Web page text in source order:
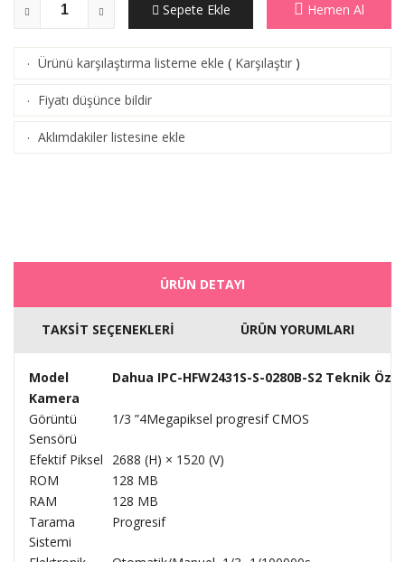
Sepete Ekle Hemen Al
· Ürünü karşılaştırma listeme ekle ( Karşılaştır )
· Fiyatı düşünce bildir
· Aklımdakiler listesine ekle
ÜRÜN DETAYI
TAKSİT SEÇENEKLERİ ÜRÜN YORUMLARI
Model
Dahua IPC-HFW2431S-S-0280B-S2 Teknik
Kamera
Görüntü
Sensörü
1/3 ”4Megapiksel progresif CMOS
Efektif Piksel
2688 (H) × 1520 (V)
ROM
128 MB
RAM
128 MB
Tarama
Sistemi
Progresif